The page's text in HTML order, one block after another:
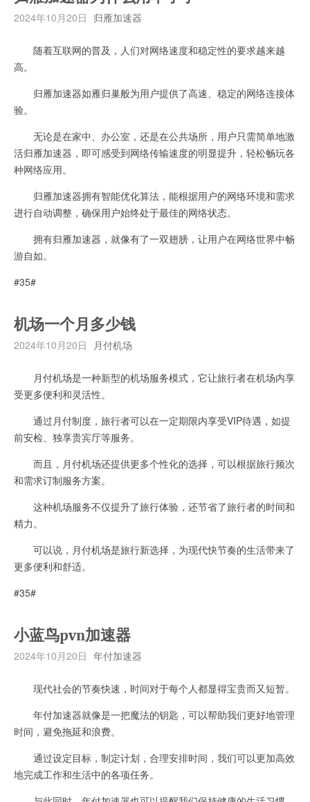
2024年10月20日 归雁加速器
随着互联网的普及，人们对网络速度和稳定性的要求越来越
高。
归雁加速器如雁归巢般为用户提供了高速、稳定的网络连接体
验。
无论是在家中、办公室，还是在公共场所，用户只需简单地激
活归雁加速器，即可感受到网络传输速度的明显提升，轻松畅玩各
种网络应用。
归雁加速器拥有智能优化算法，能根据用户的网络环境和需求
进行自动调整，确保用户始终处于最佳的网络状态。
拥有归雁加速器，就像有了一双翅膀，让用户在网络世界中畅
游自如。
#35#
机场一个月多少钱
2024年10月20日 月付机场
月付机场是一种新型的机场服务模式，它让旅行者在机场内享
受更多便利和灵活性。
通过月付制度，旅行者可以在一定期限内享受VIP待遇，如提
前安检、独享贵宾厅等服务。
而且，月付机场还提供更多个性化的选择，可以根据旅行频次
和需求订制服务方案。
这种机场服务不仅提升了旅行体验，还节省了旅行者的时间和
精力。
可以说，月付机场是旅行新选择，为现代快节奏的生活带来了
更多便利和舒适。
#35#
小蓝鸟pvn加速器
2024年10月20日 年付加速器
现代社会的节奏快速，时间对于每个人都显得宝贵而又短暂。
年付加速器就像是一把魔法的钥匙，可以帮助我们更好地管理
时间，避免拖延和浪费。
通过设定目标，制定计划，合理安排时间，我们可以更加高效
地完成工作和生活中的各项任务。